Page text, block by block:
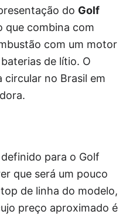
do Golf
que combina com
com um motor
de lítio. O
circular no Brasil em
para o Golf
que será um pouco
de linha do modelo,
preço aproximado é